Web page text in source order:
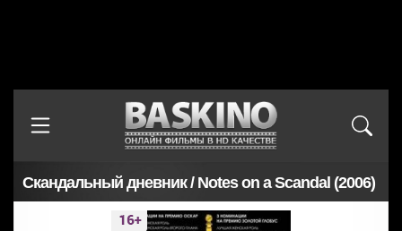
Скандальный дневник / Notes on a Scandal (2006)